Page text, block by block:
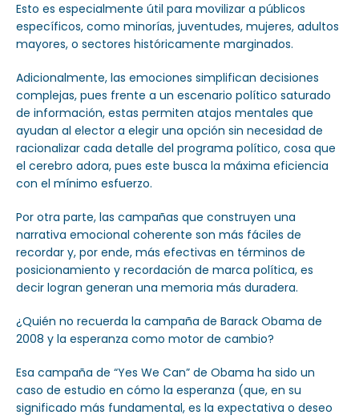
Esto es especialmente útil para movilizar a públicos
específicos, como minorías, juventudes, mujeres, adultos
mayores, o sectores históricamente marginados.
Adicionalmente, las emociones simplifican decisiones
complejas, pues frente a un escenario político saturado
de información, estas permiten atajos mentales que
ayudan al elector a elegir una opción sin necesidad de
racionalizar cada detalle del programa político, cosa que
el cerebro adora, pues este busca la máxima eficiencia
con el mínimo esfuerzo.
Por otra parte, las campañas que construyen una
narrativa emocional coherente son más fáciles de
recordar y, por ende, más efectivas en términos de
posicionamiento y recordación de marca política, es
decir logran generan una memoria más duradera.
¿Quién no recuerda la campaña de Barack Obama de
2008 y la esperanza como motor de cambio?
Esa campaña de “Yes We Can” de Obama ha sido un
caso de estudio en cómo la esperanza (que, en su
significado más fundamental, es la expectativa o deseo